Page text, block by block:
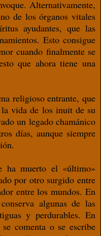
Alternativamente,
de los órganos vitales
ayudantes, que las
Esto consigue
cuando finalmente se
que ahora tiene una
religioso entrante, que
vida de los inuit de su
un legado chamánico
días, aunque siempre
ha muerto el «último»
por otro surgido entre
entre los mundos. En
algunas de las
y perdurables. En
comenta o se escribe